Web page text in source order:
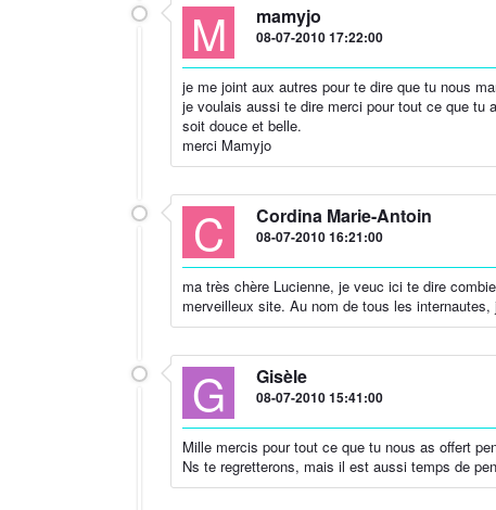
M mamyjo
08-07-2010 17:22:00
je me joint aux autres pour te dire que tu nous
je voulais aussi te dire merci pour tout ce que tu
soit douce et belle.
merci Mamyjo
C Cordina Marie-Antoin
08-07-2010 16:21:00
ma très chère Lucienne, je veuc ici te dire
merveilleux site. Au nom de tous les
G Gisèle
08-07-2010 15:41:00
Mille mercis pour tout ce que tu nous as offert
Ns te regretterons, mais il est aussi temps de